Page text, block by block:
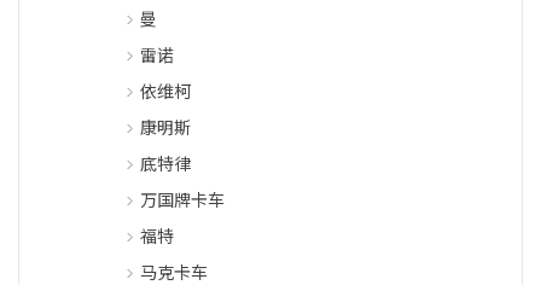
曼
雷诺
依维柯
康明斯
底特律
万国牌卡车
福特
马克卡车